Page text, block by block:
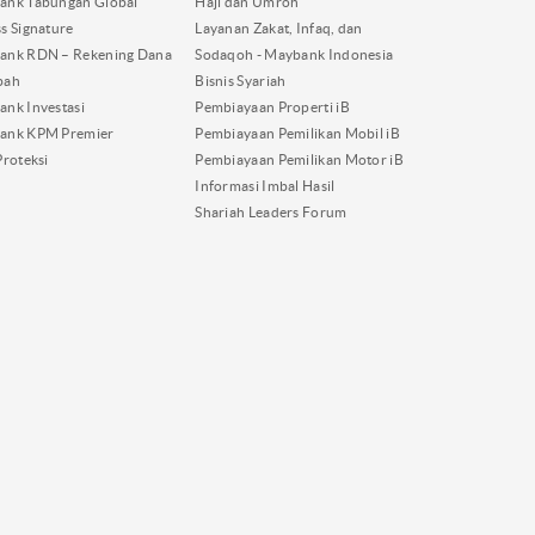
Signature
RDN – Rekening Dana
Investasi
KPM Premier
Layanan Zakat, Infaq, dan
Sodaqoh - Maybank Indonesia
Bisnis Syariah
Pembiayaan Properti iB
Pembiayaan Pemilikan Mobil iB
Pembiayaan Pemilikan Motor iB
Informasi Imbal Hasil
Shariah Leaders Forum